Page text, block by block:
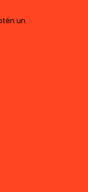
un